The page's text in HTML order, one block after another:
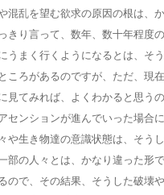
混乱を望む欲求の原因の根は、
きり言って、数年、数十年程度の
うまく行くようになるとは、そ
ころがあるのですが、ただ、現
見てみれば、よくわかると思う
センションが進んでいった場合
や生き物達の意識状態は、そう
部の人々とは、かなり違った形
ので、その結果、そうした破壊